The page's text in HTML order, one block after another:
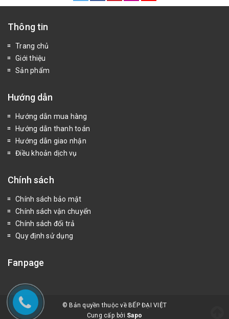
Thông tin
Trang chủ
Giới thiệu
Sản phẩm
Hướng dẫn
Hướng dẫn mua hàng
Hướng dẫn thanh toán
Hướng dẫn giao nhận
Điều khoản dịch vụ
Chính sách
Chính sách bảo mật
Chính sách vận chuyển
Chính sách đổi trả
Quy định sử dụng
Fanpage
© Bản quyền thuộc về BẾP ĐẠI VIỆT
Cung cấp bởi Sapo